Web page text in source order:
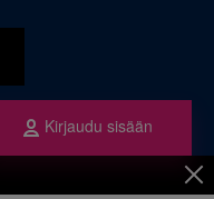
Kirjaudu sisään